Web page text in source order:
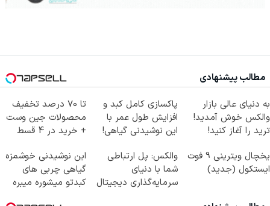
مطالب پیشنهادی
به دنیای عالی بازار
والکس خوش آمدید!
ترید را آغاز کنید!
پاکسازی کامل کبد و
افزایش طول عمر با
این نوشیدنی گیاهی!
تا 70 درصد تخفیف
محصولات جین وست
+ خرید در 4 قسط
یخچال ویترینی 9 فوت
ایستکول (جدید)
والکس: پل ارتباطی
شما با دنیای
سرمایه‌گذاری دیجیتال
این نوشیدنی خوشمزه
گیاهی چربی های
کبدتو میشوره میبره